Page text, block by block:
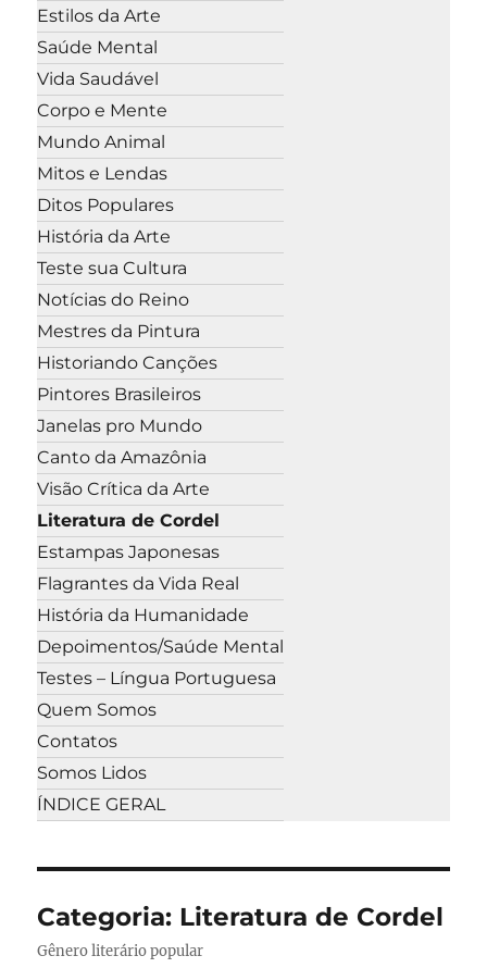
Estilos da Arte
Saúde Mental
Vida Saudável
Corpo e Mente
Mundo Animal
Mitos e Lendas
Ditos Populares
História da Arte
Teste sua Cultura
Notícias do Reino
Mestres da Pintura
Historiando Canções
Pintores Brasileiros
Janelas pro Mundo
Canto da Amazônia
Visão Crítica da Arte
Literatura de Cordel
Estampas Japonesas
Flagrantes da Vida Real
História da Humanidade
Depoimentos/Saúde Mental
Testes – Língua Portuguesa
Quem Somos
Contatos
Somos Lidos
ÍNDICE GERAL
Categoria: Literatura de Cordel
Gênero literário popular